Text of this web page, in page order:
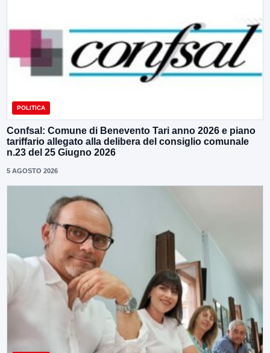
POLITICA
Confsal: Comune di Benevento Tari anno 2026 e piano
tariffario allegato alla delibera del consiglio comunale
n.23 del 25 Giugno 2026
5 AGOSTO 2026